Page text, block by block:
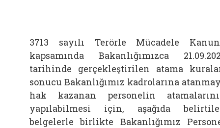
3713 sayılı Terörle Mücadele
kapsamında Bakanlığımızca
tarihinde gerçekleştirilen atama
sonucu Bakanlığımız kadrolarına
hak kazanan personelin
yapılabilmesi için, aşağıda
belgelerle birlikte Bakanlığımız